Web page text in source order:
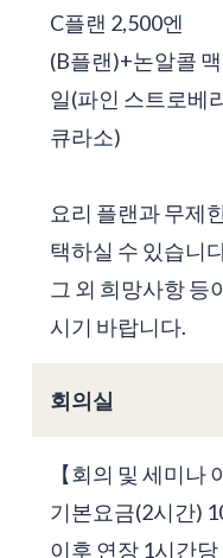
C플랜 2,500엔
(B플랜)+논알콜
일(파인 스트로베
큐라소)
요리 플랜과 무제
택하실 수 있습니
그 외 희망사항 등
시기 바랍니다.
회의실
【회의 및 세미나
기본요금(2시간)
이후 연장 1시간당